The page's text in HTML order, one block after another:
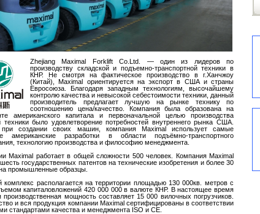
Zhejiang Maximal Forklift Co.Ltd. — один из лидеров по
производству складской и подъемно-транспортной техники в
КНР. Не смотря на фактическое производство в г.Ханчжоу
(Китай), Maximal ориентируется на экспорт в США и страны
Евросоюза. Благодаря западным технологиям, высочайшему
контролю качества и невысокой себестоимости техники, данный
производитель предлагает лучшую на рынке технику по
соотношению цена/качество. Компания была образована на
американского капитала и первоначальной целью производства
техники было удовлетворение потребностей внутреннего рынка США.
создании своих машин, компания Maximal использует самые
американские разработки в области подъёмно-транспортного
технологию производства и философию менеджмента.
Maximal работает в общей сложности 500 человек. Компания Maximal
государственных патентов на технические изобретения и более 30
промышленные образцы.
комплекс располагается на территории площадью 130 000кв. метров с
капиталовложений 420 000 000 в валюте КНР. В настоящее время
производственная мощность составляет 15 000 вилочных погрузчиков.
и вся продукция компании Maximal сертифицированы в соответствии
стандартами качества и менеджмента ISO и CE.